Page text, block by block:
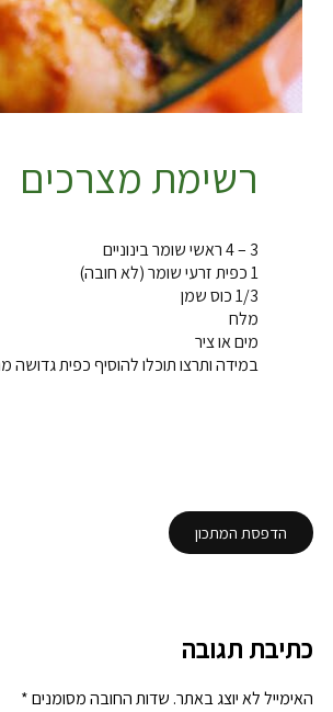
רשימת מצרכים
3 – 4 ראשי שומר בינוניים
1 כפית זרעי שומר (לא חובה)
1/3 כוס שמן
מלח
מים או ציר
במידה ותרצו תוכלו להוסיף כפית גדושה
הדפסת המתכון
כתיבת תגובה
האימייל לא יוצג באתר. שדות החובה מסומנים*